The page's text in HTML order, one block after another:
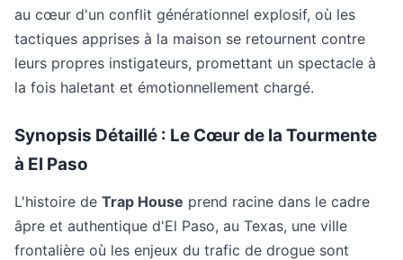
au cœur d'un conflit générationnel explosif, où les
tactiques apprises à la maison se retournent contre
leurs propres instigateurs, promettant un spectacle à
la fois haletant et émotionnellement chargé.
Synopsis Détaillé : Le Cœur de la Tourmente
à El Paso
L'histoire de Trap House prend racine dans le cadre
âpre et authentique d'El Paso, au Texas, une ville
frontalière où les enjeux du trafic de drogue sont